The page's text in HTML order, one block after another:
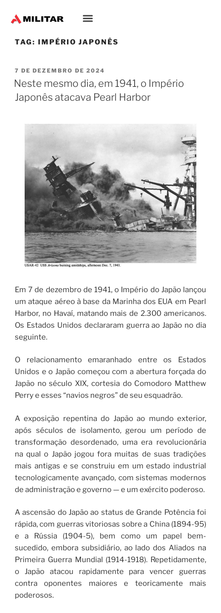
TAG: IMPÉRIO JAPONÊS
7 DE DEZEMBRO DE 2024
Neste mesmo dia, em 1941, o Império
Japonês atacava Pearl Harbor
Em 7 de dezembro de 1941, o Império do Japão lançou
um ataque aéreo à base da Marinha dos EUA em Pearl
Harbor, no Havaí, matando mais de 2.300 americanos.
Os Estados Unidos declararam guerra ao Japão no dia
seguinte.
O relacionamento emaranhado entre os Estados
Unidos e o Japão começou com a abertura forçada do
Japão no século XIX, cortesia do Comodoro Matthew
Perry e esses “navios negros” de seu esquadrão.
A exposição repentina do Japão ao mundo exterior,
após séculos de isolamento, gerou um período de
transformação desordenado, uma era revolucionária
na qual o Japão jogou fora muitas de suas tradições
mais antigas e se construiu em um estado industrial
tecnologicamente avançado, com sistemas modernos
de administração e governo — e um exército poderoso.
A ascensão do Japão ao status de Grande Potência foi
rápida, com guerras vitoriosas sobre a China (1894-95)
e a Rússia (1904-5), bem como um papel bem-
sucedido, embora subsidiário, ao lado dos Aliados na
Primeira Guerra Mundial (1914-1918). Repetidamente,
o Japão atacou rapidamente para vencer guerras
contra oponentes maiores e teoricamente mais
poderosos.